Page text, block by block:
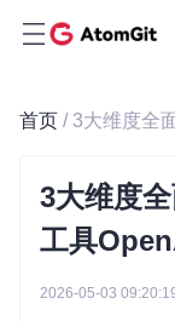
首页
3大维度
工具
2026-05-03